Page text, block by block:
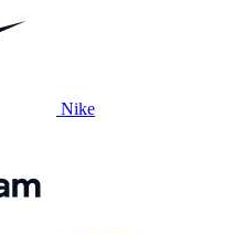
Nike